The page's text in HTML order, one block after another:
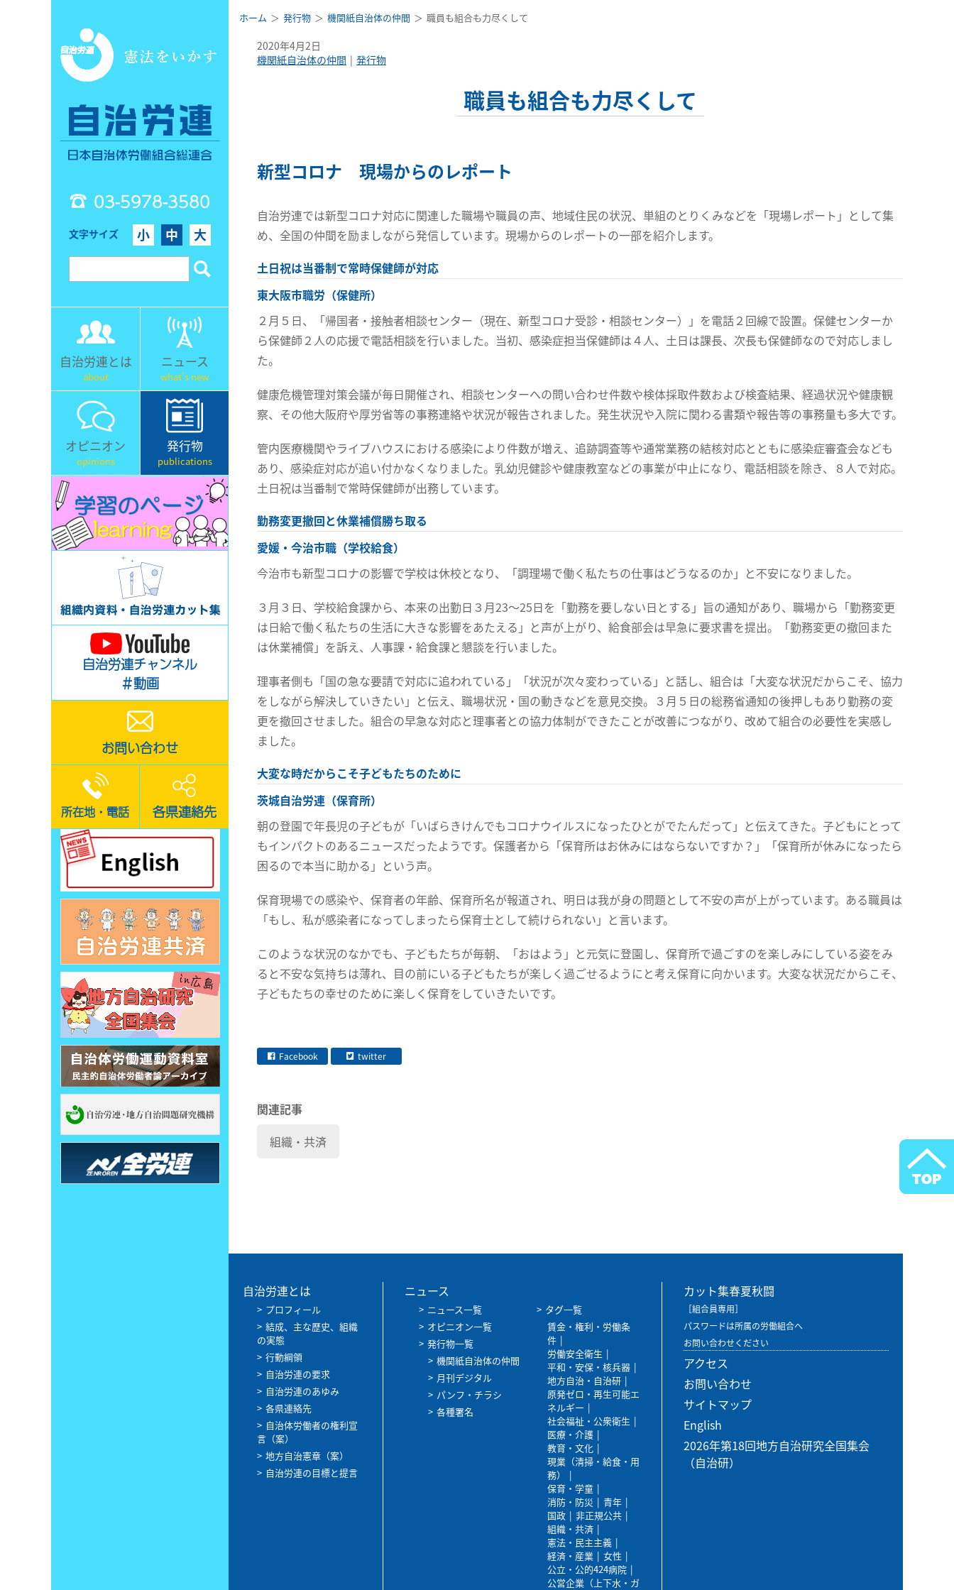
03-5978-3580
文字サイズ 小 中 大
自治労連とは
about
ニュース
what's new
オピニオン
opinions
発行物
publications
自治労連チャンネル
＃動画
お問い合わせ
所在地・電話 各県連絡先
ホーム 発行物 機関紙自治体の仲間 職員も組合も力尽くして
2020年4月2日
機関紙自治体の仲間
発行物
職員も組合も力尽くして
新型コロナ 現場からのレポート
自治労連では新型コロナ対応に関連した職場や職員の声、地域住民の状況、単組のとりくみなどを「現場レポート」として集
め、全国の仲間を励ましながら発信しています。現場からのレポートの一部を紹介します。
土日祝は当番制で常時保健師が対応
東大阪市職労（保健所）
２月５日、「帰国者・接触者相談センター（現在、新型コロナ受診・相談センター）」を電話２回線で設置。保健センターか
ら保健師２人の応援で電話相談を行いました。当初、感染症担当保健師は４人、土日は課長、次長も保健師なので対応しまし
た。
健康危機管理対策会議が毎日開催され、相談センターへの問い合わせ件数や検体採取件数および検査結果、経過状況や健康観
察、その他大阪府や厚労省等の事務連絡や状況が報告されました。発生状況や入院に関わる書類や報告等の事務量も多大です。
管内医療機関やライブハウスにおける感染により件数が増え、追跡調査等や通常業務の結核対応とともに感染症審査会なども
あり、感染症対応が追い付かなくなりました。乳幼児健診や健康教室などの事業が中止になり、電話相談を除き、８人で対応。
土日祝は当番制で常時保健師が出務しています。
勤務変更撤回と休業補償勝ち取る
愛媛・今治市職（学校給食）
今治市も新型コロナの影響で学校は休校となり、「調理場で働く私たちの仕事はどうなるのか」と不安になりました。
３月３日、学校給食課から、本来の出勤日３月23～25日を「勤務を要しない日とする」旨の通知があり、職場から「勤務変更
は日給で働く私たちの生活に大きな影響をあたえる」と声が上がり、給食部会は早急に要求書を提出。「勤務変更の撤回また
は休業補償」を訴え、人事課・給食課と懇談を行いました。
理事者側も「国の急な要請で対応に追われている」「状況が次々変わっている」と話し、組合は「大変な状況だからこそ、協力
をしながら解決していきたい」と伝え、職場状況・国の動きなどを意見交換。３月５日の総務省通知の後押しもあり勤務の変
更を撤回させました。組合の早急な対応と理事者との協力体制ができたことが改善につながり、改めて組合の必要性を実感し
ました。
大変な時だからこそ子どもたちのために
茨城自治労連（保育所）
朝の登園で年長児の子どもが「いばらきけんでもコロナウイルスになったひとがでたんだって」と伝えてきた。子どもにとって
もインパクトのあるニュースだったようです。保護者から「保育所はお休みにはならないですか？」「保育所が休みになったら
困るので本当に助かる」という声。
保育現場での感染や、保育者の年齢、保育所名が報道され、明日は我が身の問題として不安の声が上がっています。ある職員は
「もし、私が感染者になってしまったら保育士として続けられない」と言います。
このような状況のなかでも、子どもたちが毎朝、「おはよう」と元気に登園し、保育所で過ごすのを楽しみにしている姿をみ
ると不安な気持ちは薄れ、目の前にいる子どもたちが楽しく過ごせるようにと考え保育に向かいます。大変な状況だからこそ、
子どもたちの幸せのために楽しく保育をしていきたいです。
Facebook twitter
関連記事
組織・共済
自治労連とは
プロフィール
結成、主な歴史、組織
の実態
行動綱領
自治労連の要求
自治労連のあゆみ
各県連絡先
自治体労働者の権利宣
言（案）
地方自治憲章（案）
自治労連の目標と提言
ニュース
ニュース一覧
オピニオン一覧
発行物一覧
機関紙自治体の仲間
月刊デジタル
パンフ・チラシ
各種署名
タグ一覧
賃金・権利・労働条
件
労働安全衛生
平和・安保・核兵器
地方自治・自治研
原発ゼロ・再生可能エ
ネルギー
社会福祉・公衆衛生
医療・介護
教育・文化
現業（清掃・給食・用
務）
保育・学童
消防・防災
青年
国政
非正規公共
組織・共済
憲法・民主主義
経済・産業
女性
公立・公的424病院
公営企業（上下水・ガ
カット集春夏秋闘
［組合員専用］
パスワードは所属の労働組合へ
お問い合わせください
アクセス
お問い合わせ
サイトマップ
English
2026年第18回地方自治研究全国集会
（自治研）